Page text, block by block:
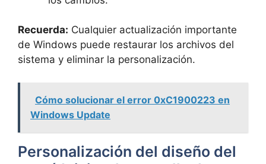
Recuerda: Cualquier actualización importante
de Windows puede restaurar los archivos del
sistema y eliminar la personalización.
Cómo solucionar el error 0xC1900223 en
Windows Update
Personalización del diseño del